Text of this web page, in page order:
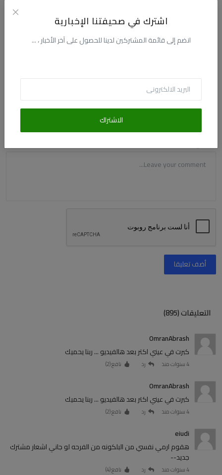
اشترك في صحيفتنا الإخبارية
انضم إلى قائمة المشتركين لدينا للحصول على آخر الأخبار ، ...
الاشتراك
البريد الالكترونى
أضف تعليقا
التعليقات (895)
OmranAbrash
كبرت في عيني اكتر بعد هالفيديو ... ربنا يحميك
4 سنوات منذ رد نافع (2
)
OmranAbrash
كبرت في عيني اكتر بعد هالفيديو ... ربنا يحميك
4 سنوات منذ رد نافع (2
)
eiudi
هقوم ارمي نفسي من البلكونه من الفرحه لو جاني اشعار مشترك
جديد--
4 سنوات منذ رد نافع (4
)